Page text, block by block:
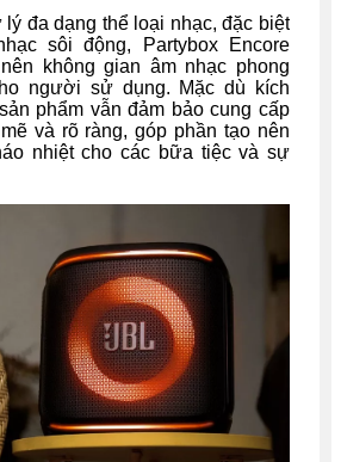
đa dạng thể loại nhạc, đặc biệt
sôi động, Partybox Encore
không gian âm nhạc phong
người sử dụng. Mặc dù kích
phẩm vẫn đảm bảo cung cấp
và rõ ràng, góp phần tạo nên
nhiệt cho các bữa tiệc và sự